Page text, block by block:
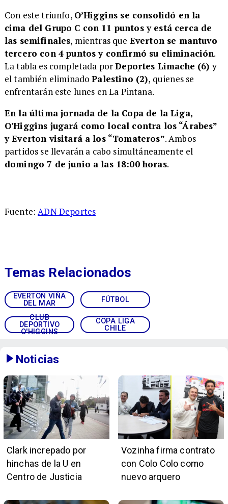
Con este triunfo, O’Higgins se consolidó en la
cima del Grupo C con 11 puntos y está cerca de
las semifinales, mientras que Everton se mantuvo
tercero con 4 puntos y confirmó su eliminación.
La tabla es completada porDeportes Limache (6) y
el también eliminadoPalestino (2), quienes se
enfrentarán este lunes en La Pintana.
En la última jornada de la Copa de la Liga,
O'Higgins jugará como local contra los “Árabes”
y Everton visitará a los “Tomateros”. Ambos
partidos se llevarán a cabo simultáneamente el
domingo 7 de junio a las 18:00 horas.
Fuente: ADN Deportes
EVERTON VIÑA
DEL MAR
FÚTBOL
CLUB
DEPORTIVO
O'HIGGINS
COPA LIGA
CHILE
Temas Relacionados
Noticias
Clark increpado por
hinchas de la U en
Centro de Justicia
Vozinha firma contrato
con Colo Colo como
nuevo arquero